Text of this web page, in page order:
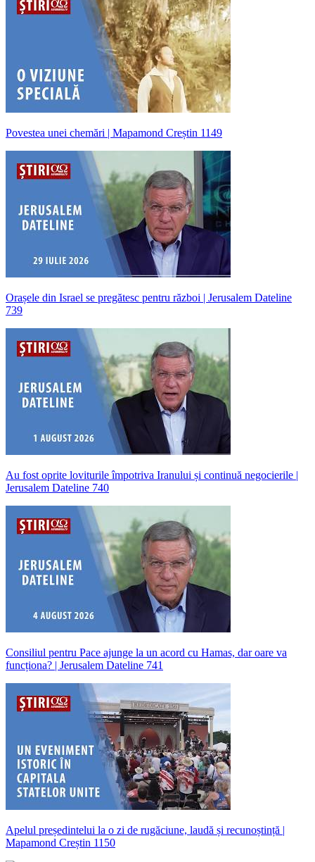
Povestea unei chemări | Mapamond Creștin 1149
Orașele din Israel se pregătesc pentru război | Jerusalem Dateline
739
Au fost oprite loviturile împotriva Iranului și continuă negocierile |
Jerusalem Dateline 740
Consiliul pentru Pace ajunge la un acord cu Hamas, dar oare va
funcționa? | Jerusalem Dateline 741
Apelul președintelui la o zi de rugăciune, laudă și recunoștință |
Mapamond Creștin 1150